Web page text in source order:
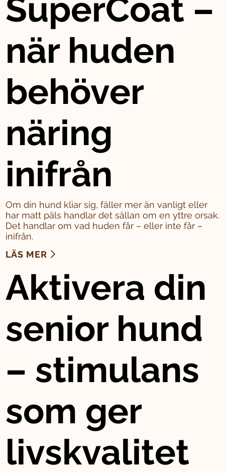
SuperCoat –
när huden
behöver
näring
inifrån
Om din hund kliar sig, fäller mer än vanligt eller
har matt päls handlar det sällan om en yttre orsak.
Det handlar om vad huden får – eller inte får –
inifrån.
LÄS MER
Aktivera din
senior hund
– stimulans
som ger
livskvalitet